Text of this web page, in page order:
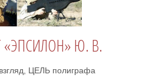
«ЭПСИЛОН» Ю. В.
ЦЕЛЬ полиграфа